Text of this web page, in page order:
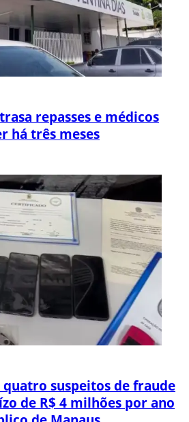
repasses e médicos
há três meses
suspeitos de fraude
de R$ 4 milhões por ano